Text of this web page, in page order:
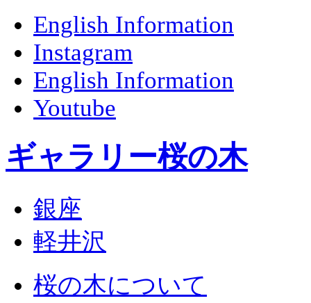
English Information
Instagram
English Information
Youtube
ギャラリー桜の木
銀座
軽井沢
桜の木について